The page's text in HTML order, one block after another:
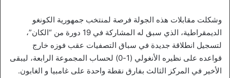
وشكلت مقابلات هذه الجولة فرصة لمنتخب جمهورية الكونغو
الديمقراطية، الذي سبق له المشاركة في 19 دورة من “الكان”،
لتسجيل انطلاقة جديدة في سباق التصفيات عقب فوزه خارج
قواعده على نظيره الأنغولي (1-0) لحساب المجموعة الرابعة، ليبقى
الأخير في المركز الثالث بفارق نقطة واحدة على غامبيا و الغابون.